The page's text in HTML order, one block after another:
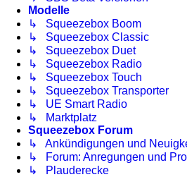
Modelle
↳ Squeezebox Boom
↳ Squeezebox Classic
↳ Squeezebox Duet
↳ Squeezebox Radio
↳ Squeezebox Touch
↳ Squeezebox Transporter
↳ UE Smart Radio
↳ Marktplatz
Squeezebox Forum
↳ Ankündigungen und
↳ Forum: Anregungen und
↳ Plauderecke